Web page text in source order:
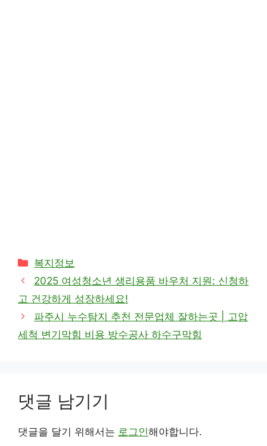
카
테
리
복지정보
2025 여성청소년 생리용품 바우처 지원: 신청하
고 건강하게 성장하세요!
파주시 누수탐지 추천 전문업체 잘하는곳 | 고압
세척 변기막힘 비용 방수공사 하수구막힘
댓글 남기기
댓글을 달기 위해서는 로그인해야합니다.